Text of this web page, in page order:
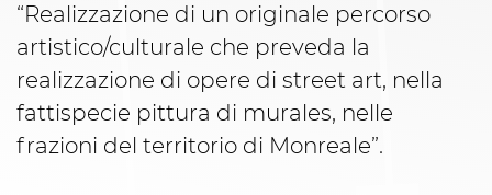
“Realizzazione di un originale percorso
artistico/culturale che preveda la
realizzazione di opere di street art, nella
fattispecie pittura di murales, nelle
frazioni del territorio di Monreale”.